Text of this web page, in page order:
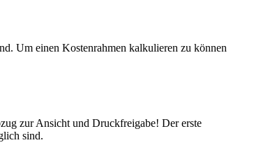
Um einen Kostenrahmen kalkulieren zu können
zur Ansicht und Druckfreigabe! Der erste
sind.